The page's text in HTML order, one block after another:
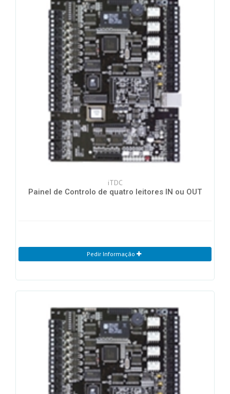
iTDC
Painel de Controlo de quatro leitores IN ou OUT
Pedir Informação